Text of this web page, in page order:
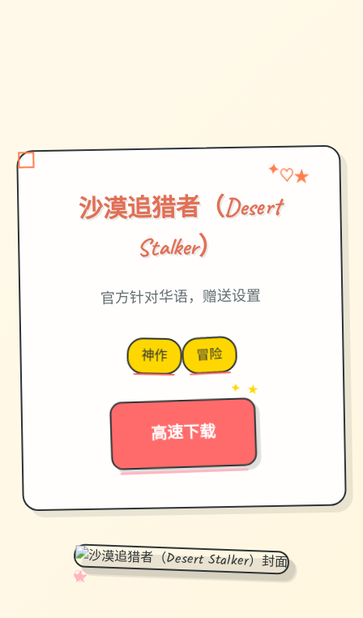
沙漠追猎者（Desert
Stalker）
✦ ♡★
官方针对华语，赠送设置
神作 冒险
高速下载
→
✦ ★
✧
♡
★
♥